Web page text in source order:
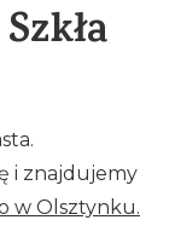
i znajdujemy
w Olsztynku.